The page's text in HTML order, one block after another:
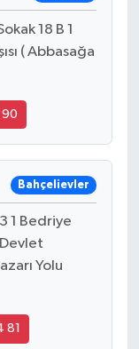
18 B 1
( Abbasağa
90
Bahçelievler
1 Bedriye
Devlet
Yolu
81